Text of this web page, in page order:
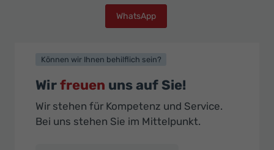
WhatsApp
Können wir Ihnen behilflich sein?
Wirfreuen uns auf Sie!
Wir stehen für Kompetenz und Service.
Bei uns stehen Sie im Mittelpunkt.